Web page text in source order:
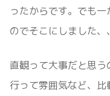
ったからです。でも
のでそこにしました、
直観って大事だと思
行って雰囲気など、